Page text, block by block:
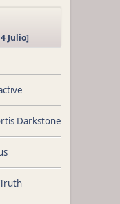
Julio]